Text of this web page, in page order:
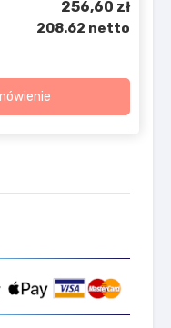
256,60 zł
208.62 netto